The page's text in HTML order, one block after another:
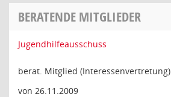
BERATENDE MITGLIEDER
Jugendhilfeausschuss
berat. Mitglied (Interessenvertretung)
von 26.11.2009